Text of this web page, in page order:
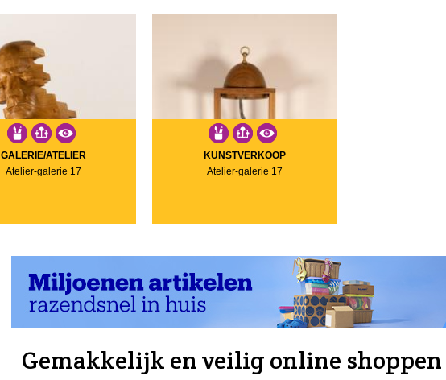
GALERIE/ATELIER
Atelier-galerie 17
KUNSTVERKOOP
Atelier-galerie 17
Gemakkelijk en veilig online